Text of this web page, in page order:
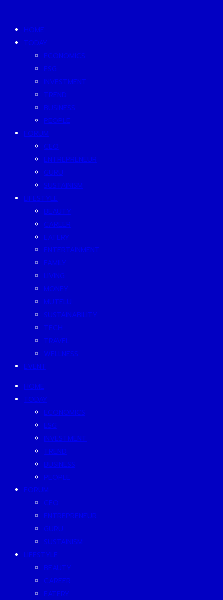
HOME
TODAY
ECONOMICS
ESG
INVESTMENT
TREND
BUSINESS
PEOPLE
FORUM
CEO
ENTREPRENEUR
GURU
SUSTAINISM
LIFESTYLE
BEAUTY
CAREER
EATERY
ENTERTAINMENT
FAMILY
LIVING
MONEY
MUTELU
SUSTAINABILITY
TECH
TRAVEL
WELLNESS
EVENT
HOME
TODAY
ECONOMICS
ESG
INVESTMENT
TREND
BUSINESS
PEOPLE
FORUM
CEO
ENTREPRENEUR
GURU
SUSTAINISM
LIFESTYLE
BEAUTY
CAREER
EATERY